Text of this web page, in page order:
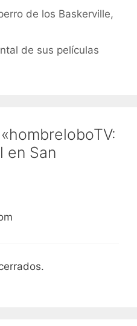
de los Baskerville,
de sus películas
en San